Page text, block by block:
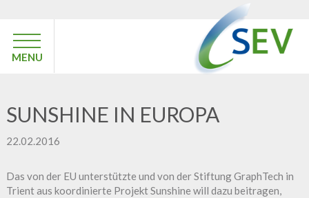
MENU
SUNSHINE IN EUROPA
22.02.2016
Das von der EU unterstützte und von der Stiftung GraphTech in
Trient aus koordinierte Projekt Sunshine will dazu beitragen,